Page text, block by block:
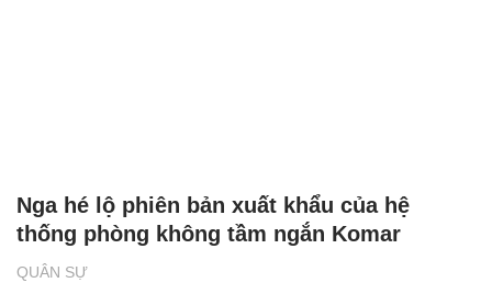
QUÂN SỰ
Nga hé lộ phiên bản xuất khẩu của hệ
thống phòng không tầm ngắn Komar